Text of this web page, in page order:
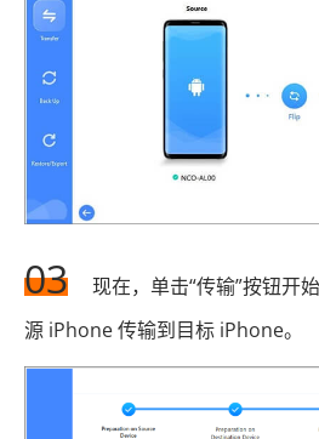
03
现在，单击“传输”按钮开
源 iPhone 传输到目标 iPhone。